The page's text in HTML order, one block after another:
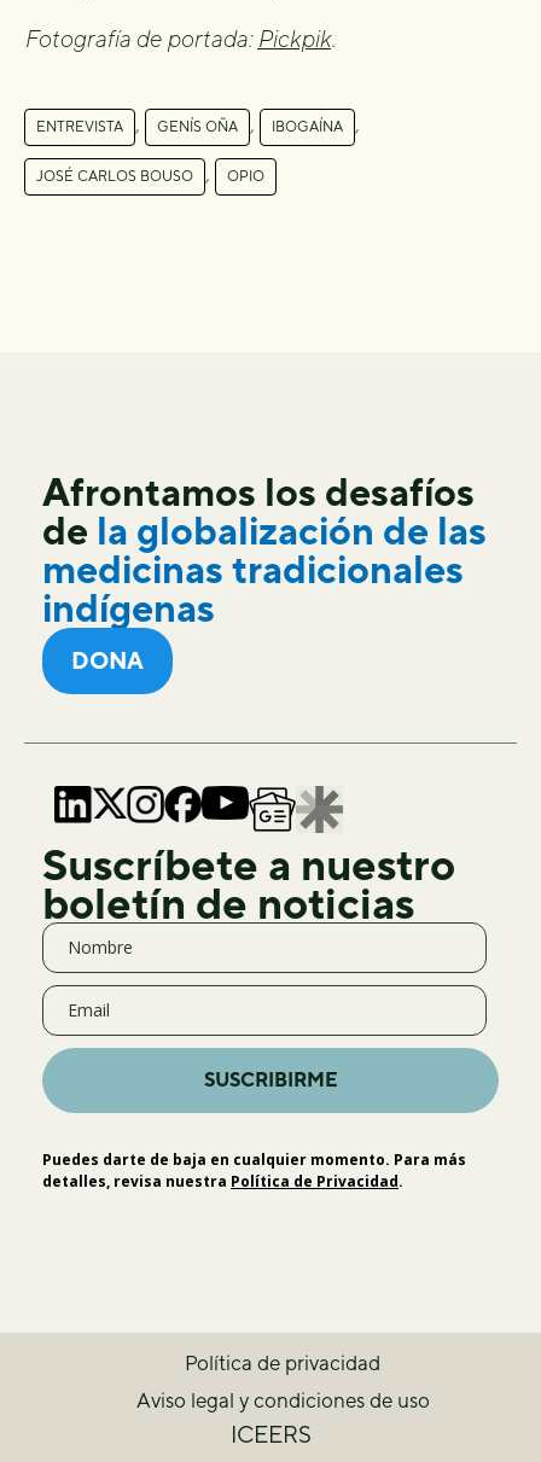
Fotografía de portada: Pickpik.
ENTREVISTA , GENÍS OÑA , IBOGAÍNA ,
JOSÉ CARLOS BOUSO , OPIO
Afrontamos los desafíos
de la globalización de las
medicinas tradicionales
indígenas
DONA
Suscríbete a nuestro
boletín de noticias
SUSCRIBIRME
Puedes darte de baja en cualquier momento. Para más
detalles, revisa nuestra Política de Privacidad.
ICEERS
Política de privacidad
Aviso legal y condiciones de uso